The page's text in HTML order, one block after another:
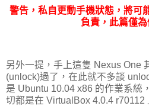
警告，私自更動手機狀態，將可
負責，此篇僅
另外一提，手上這隻 Nexus One
(unlock)過了，在此就不多談
是 Ubuntu 10.04 x86 的作業系統
切都是在 VirtualBox 4.0.4 r70112